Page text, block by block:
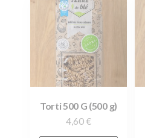
Torti 500 G (500 g)
4,60 €